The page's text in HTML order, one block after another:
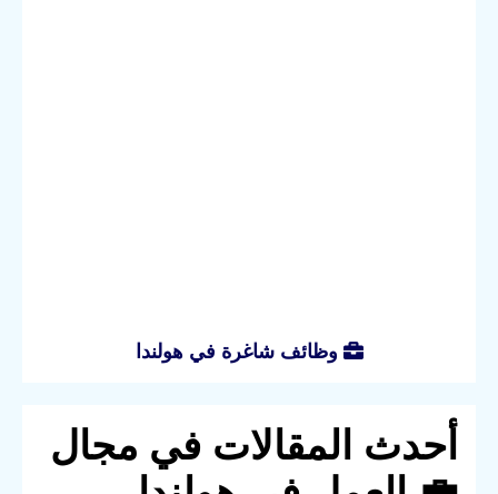
وظائف شاغرة في هولندا
أحدث المقالات في مجال